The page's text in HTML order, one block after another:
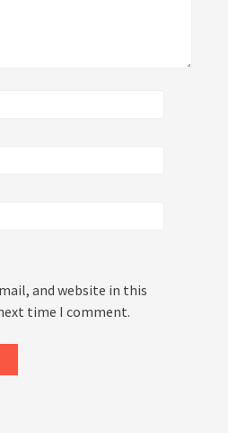
and website in this
time I comment.